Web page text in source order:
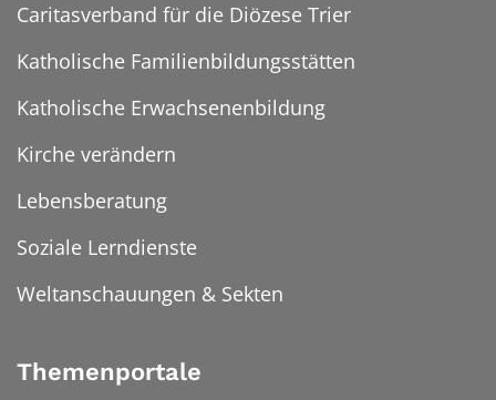
Caritasverband für die Diözese Trier
Katholische Familienbildungsstätten
Katholische Erwachsenenbildung
Kirche verändern
Lebensberatung
Soziale Lerndienste
Weltanschauungen & Sekten
Themenportale